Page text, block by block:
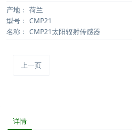
产地： 荷兰
型号： CMP21
名称： CMP21太阳辐射传感器
上一页
详情